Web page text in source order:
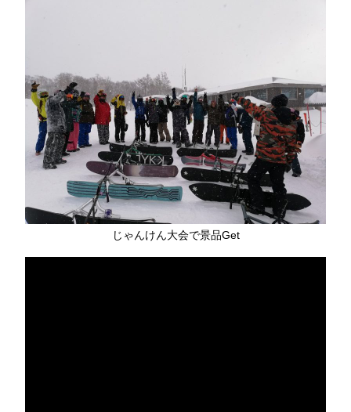
じゃんけん大会で景品Get